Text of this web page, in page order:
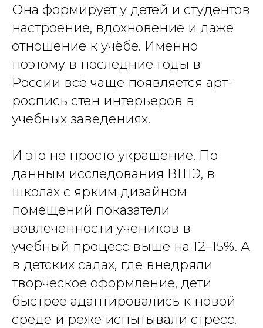
Она формирует у детей и студентов
настроение, вдохновение и даже
отношение к учёбе. Именно
поэтому в последние годы в
России всё чаще появляется арт-
роспись стен интерьеров в
учебных заведениях.
И это не просто украшение. По
данным исследования ВШЭ, в
школах с ярким дизайном
помещений показатели
вовлеченности учеников в
учебный процесс выше на 12–15%. А
в детских садах, где внедряли
творческое оформление, дети
быстрее адаптировались к новой
среде и реже испытывали стресс.